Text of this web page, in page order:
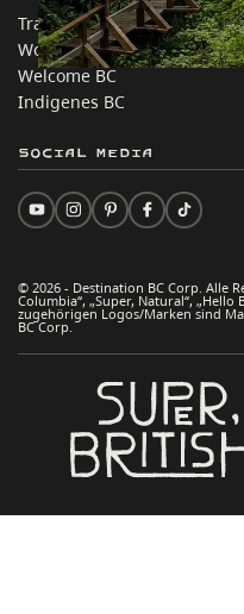
Trade & Invest BC
Work BC
Welcome BC
Indigenes BC
© 2026 - Destination BC Corp. Alle
Columbia“, „Super, Natural“, „Hello
zugehörigen Logos/Marken sind
BC Corp.
Social Media